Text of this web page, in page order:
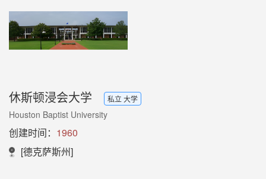
休斯顿浸会大学 私立 大学
Houston Baptist University
创建时间： 1960
[德克萨斯州]